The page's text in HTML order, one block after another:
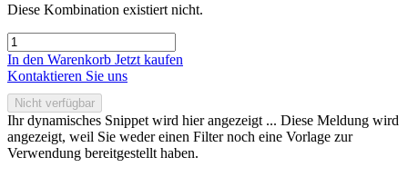
Diese Kombination existiert nicht.
In den Warenkorb Jetzt kaufen
Kontaktieren Sie uns
Nicht verfügbar
Ihr dynamisches Snippet wird hier angezeigt ... Diese Meldung wird
angezeigt, weil Sie weder einen Filter noch eine Vorlage zur
Verwendung bereitgestellt haben.